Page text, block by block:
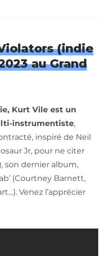
(indie
au Grand
Kurt Vile est un
instrumentiste,
inspiré de Neil
Jr, pour ne citer
son dernier album,
(Courtney Barnett,
Venez l’apprécier